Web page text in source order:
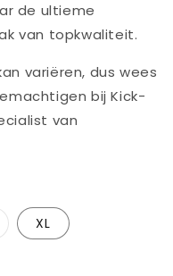
de ultieme
van topkwaliteit.
variëren, dus wees
bij Kick-
van
XL